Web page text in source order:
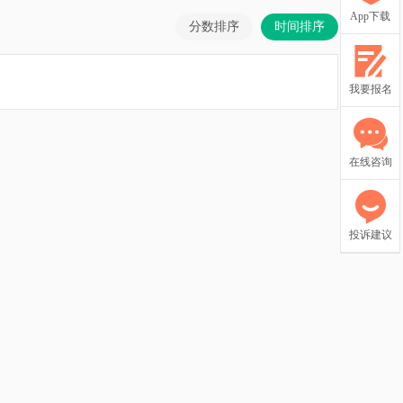
分数排序 时间排序
App下载
我要报名
在线咨询
投诉建议